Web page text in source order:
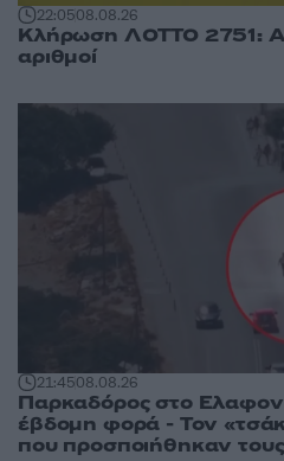
22:0508.08.26
Κλήρωση ΛΟΤΤΟ 2751:
αριθμοί
21:4508.08.26
Παρκαδόρος στο
έβδομη φορά - Τον
που προσποιήθηκαν τους